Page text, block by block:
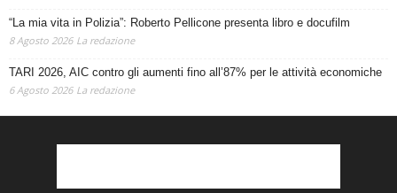
“La mia vita in Polizia”: Roberto Pellicone presenta libro e docufilm
8 Agosto 2026 La redazione
TARI 2026, AIC contro gli aumenti fino all’87% per le attività economiche
6 Agosto 2026 La redazione